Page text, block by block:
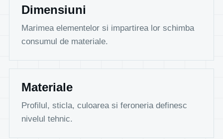
Dimensiuni
Marimea elementelor si impartirea lor schimba
consumul de materiale.
Materiale
Profilul, sticla, culoarea si feroneria definesc
nivelul tehnic.